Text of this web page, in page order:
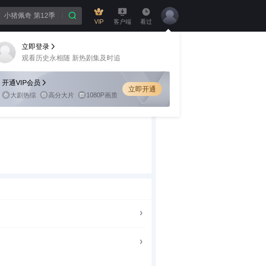
VIP 客户端 看过
立即登录
观看历史永相随 新热剧集及时追
开通VIP会员
大剧热综 高分大片 1080P画质
立即开通